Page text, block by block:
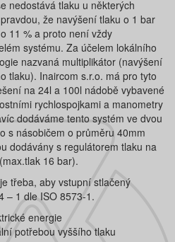
nedostává tlaku u některých
že navýšení tlaku o 1 bar
11 % a proto není vždy
systému. Za účelem lokálního
nazvaná multiplikátor (navýšení
tlaku). Inaircom s.r.o. má pro tyto
na 24l a 100l nádobě vybavené
rychlospojkami a manometry
dodáváme tento systém ve dvou
s násobičem o průměru 40mm
dodávány s regulátorem tlaku na
16 bar).
třeba, aby vstupní stlačený
– 1 dle ISO 8573-1.
energie
potřebou vyššího tlaku